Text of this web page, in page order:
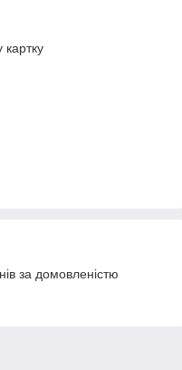
за домовленістю